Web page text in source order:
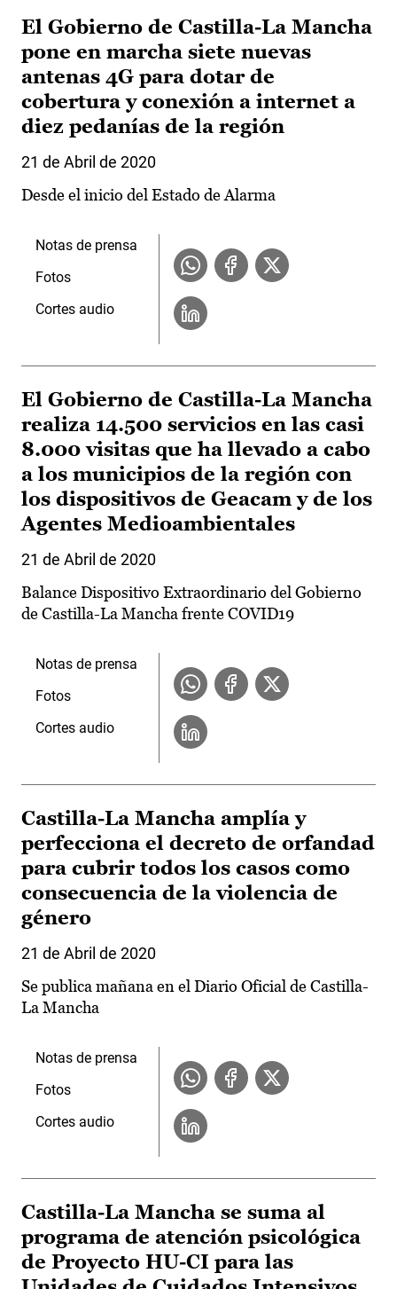
El Gobierno de Castilla-La Mancha
pone en marcha siete nuevas
antenas 4G para dotar de
cobertura y conexión a internet a
diez pedanías de la región
21 de Abril de 2020
Desde el inicio del Estado de Alarma
Notas de prensa
Fotos
Cortes audio
El Gobierno de Castilla-La Mancha
realiza 14.500 servicios en las casi
8.000 visitas que ha llevado a cabo
a los municipios de la región con
los dispositivos de Geacam y de los
Agentes Medioambientales
21 de Abril de 2020
Balance Dispositivo Extraordinario del Gobierno
de Castilla-La Mancha frente COVID19
Notas de prensa
Fotos
Cortes audio
Castilla-La Mancha amplía y
perfecciona el decreto de orfandad
para cubrir todos los casos como
consecuencia de la violencia de
género
21 de Abril de 2020
Se publica mañana en el Diario Oficial de Castilla-
La Mancha
Notas de prensa
Fotos
Cortes audio
Castilla-La Mancha se suma al
programa de atención psicológica
de Proyecto HU-CI para las